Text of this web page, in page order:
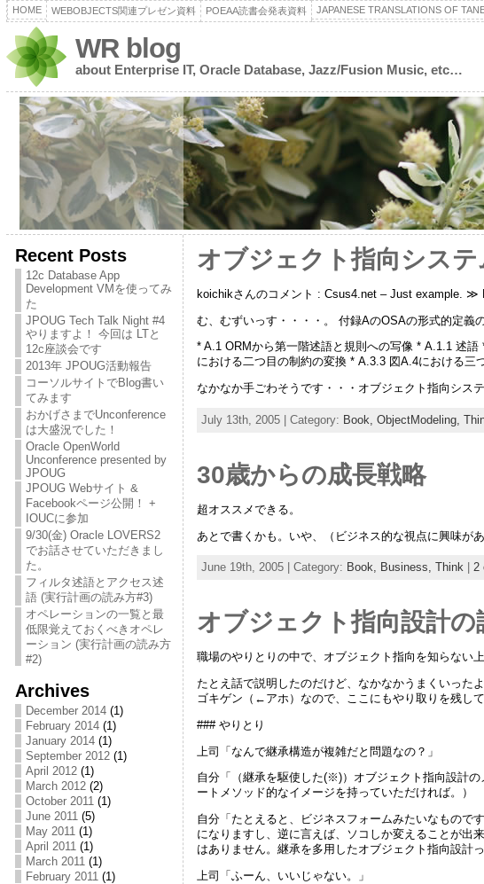
HOME WEBOBJECTS関連プレゼン資料 POEAA読書会発表資料 JAPANESE TRANSLATIONS OF
WR blog
about Enterprise IT, Oracle Database, Jazz/Fusion Music, etc…
Recent Posts
12c Database App
Development VMを使ってみ
た
JPOUG Tech Talk Night #4
やりますよ！ 今回は LTと
12c座談会です
2013年 JPOUG活動報告
コーソルサイトでBlog書い
てみます
おかげさまでUnconference
は大盛況でした！
Oracle OpenWorld
Unconference presented by
JPOUG
JPOUG Webサイト &
Facebookページ公開！ +
IOUCに参加
9/30(金) Oracle LOVERS2
でお話させていただきまし
た。
フィルタ述語とアクセス述
語 (実行計画の読み方#3)
オペレーションの一覧と最
低限覚えておくべきオペレ
ーション (実行計画の読み方
#2)
Archives
December 2014(1)
February 2014(1)
January 2014(1)
September 2012(1)
April 2012(1)
March 2012(2)
October 2011(1)
June 2011(5)
May 2011(1)
April 2011(1)
March 2011(1)
February 2011(1)
オブジェクト指向システ
koichikさんのコメント : Csus4.net – Just example. ≫
む、むずいっす・・・・。 付録AのOSAの形式的定義
* A.1 ORMから第一階述語と規則への写像 * A.1.1 述
における二つ目の制約の変換 * A.3.3 図A.4における
なかなか手ごわそうです・・・オブジェクト指向シ
July 13th, 2005 | Category: Book, ObjectModeling,
30歳からの成長戦略
超オススメできる。
あとで書くかも。いや、（ビジネス的な視点に興味が
June 19th, 2005 | Category: Book, Business, Think| 2
オブジェクト指向設計の
職場のやりとりの中で、オブジェクト指向を知らない
たとえ話で説明したのだけど、なかなかうまくいった
ゴキゲン（←アホ）なので、ここにもやり取りを残し
### やりとり
上司「なんで継承構造が複雑だと問題なの？」
自分「（継承を駆使した(※)）オブジェクト指向設計
ートメソッド的なイメージを持っていただければ。）
自分「たとえると、ビジネスフォームみたいなもので
になりますし、逆に言えば、ソコしか変えることが出
はありません。継承を多用したオブジェクト指向設計
上司「ふーん、いいじゃない。」